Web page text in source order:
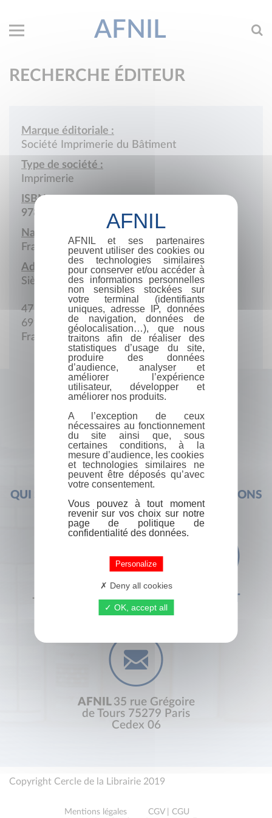
AFNIL
RECHERCHE ÉDITEUR
Marque éditoriale :
Société Imprimerie du Bâtiment
Type de société :
Imprimerie
ISBN :
978-2-9515240
Nationalité :
France
Adresse :
Siège social
47 Rue Docteur Ollier
69100 Villeurbanne
France
QUI SOMMES-NOUS ? FOIRE AUX QUESTIONS
+33 (0) 1 44 41 29 19 CONTACT
AFNIL 35 rue Grégoire
de Tours 75279 Paris
Cedex 06
Copyright Cercle de la Librairie 2019
Mentions légales
CGV | CGU
AFNIL et ses partenaires
peuvent utiliser des cookies ou
des technologies similaires
pour conserver et/ou accéder à
des informations personnelles
non sensibles stockées sur
votre terminal (identifiants
uniques, adresse IP, données
de navigation, données de
géolocalisation…), que nous
traitons afin de réaliser des
statistiques d’usage du site,
produire des données
d’audience, analyser et
améliorer l’expérience
utilisateur, développer et
améliorer nos produits.
A l’exception de ceux
nécessaires au fonctionnement
du site ainsi que, sous
certaines conditions, à la
mesure d’audience, les cookies
et technologies similaires ne
peuvent être déposés qu’avec
votre consentement.
Vous pouvez à tout moment
revenir sur vos choix sur notre
page de politique de
confidentialité des données.
Personalize
Deny all cookies
OK, accept all